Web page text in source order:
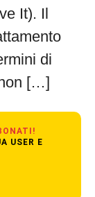
It). Il
di
[…]
USER E